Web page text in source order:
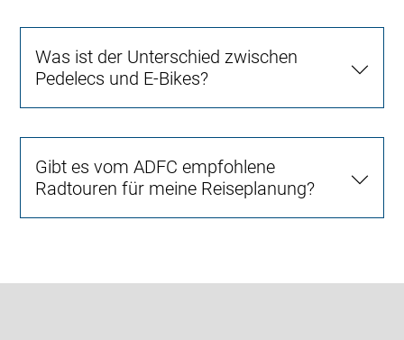
Was ist der Unterschied zwischen
Pedelecs und E-Bikes?
Gibt es vom ADFC empfohlene
Radtouren für meine Reiseplanung?